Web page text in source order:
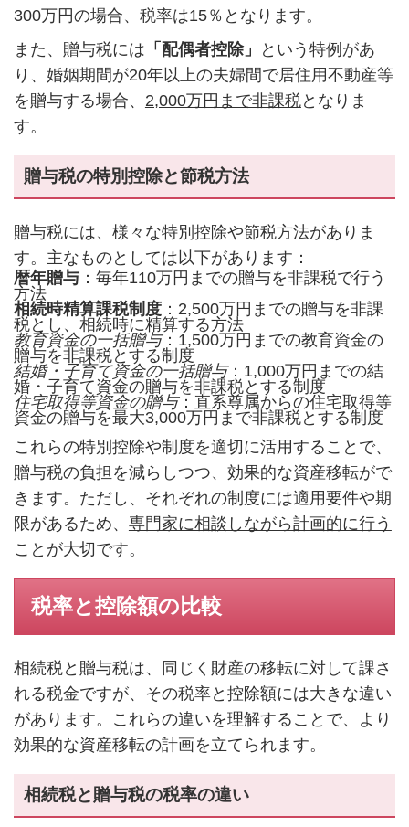
300万円の場合、税率は15％となります。
また、贈与税には 「配偶者控除」
という特例があ
り、婚姻期間が20年以上の夫婦間で居住用不動産等
を贈与する場合、 2,000万円まで非課税となりま
す。
贈与税の特別控除と節税方法
贈与税には、様々な特別控除や節税方法がありま
す。主なものとしては以下があります：
暦年贈与：毎年110万円までの贈与を非課税で行う
方法
相続時精算課税制度：2,500万円までの贈与を非課
税とし、相続時に精算する方法
教育資金の一括贈与：1,500万円までの教育資金の
贈与を非課税とする制度
結婚・子育て資金の一括贈与：1,000万円までの結
婚・子育て資金の贈与を非課税とする制度
住宅取得等資金の贈与：直系尊属からの住宅取得等
資金の贈与を最大3,000万円まで非課税とする制度
これらの特別控除や制度を適切に活用することで、
贈与税の負担を減らしつつ、効果的な資産移転がで
きます。ただし、それぞれの制度には適用要件や期
限があるため、 専門家に相談しながら計画的に行う
ことが大切です。
税率と控除額の比較
相続税と贈与税は、同じく財産の移転に対して課さ
れる税金ですが、その税率と控除額には大きな違い
があります。これらの違いを理解することで、より
効果的な資産移転の計画を立てられます。
相続税と贈与税の税率の違い